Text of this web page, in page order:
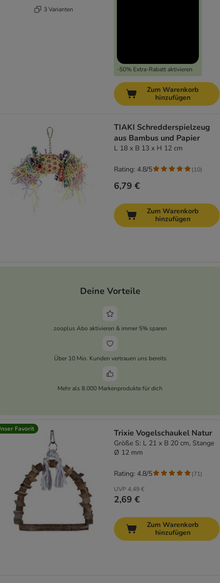
3 Varianten
-50% Extra-Rabatt aktivieren
Zum Warenkorb
hinzufügen
TIAKI Schredderspielzeug
aus Bambus und Papier
L 18 x B 13 x H 12 cm
6,79 €
Rating: 4.8/5 (10)
Zum Warenkorb
hinzufügen
Deine Vorteile
zooplus Abo aktivieren & immer 5% sparen
Über 10 Mio. Kunden vertrauen uns bereits
Mehr als 8.000 Markenprodukte für dich
Favorit Trixie Vogelschaukel Natur
Größe S: L 21 x B 20 cm, Stange
Ø 12 mm
UVP 4,49 €
2,69 €
Rating: 4.8/5 (71)
Zum Warenkorb
hinzufügen